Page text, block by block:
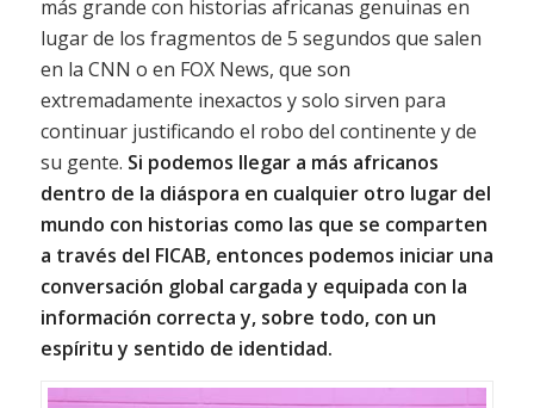
más grande con historias africanas genuinas en
lugar de los fragmentos de 5 segundos que salen
en la CNN o en FOX News, que son
extremadamente inexactos y solo sirven para
continuar justificando el robo del continente y de
su gente. Si podemos llegar a más africanos
dentro de la diáspora en cualquier otro lugar del
mundo con historias como las que se comparten
a través del FICAB, entonces podemos iniciar una
conversación global cargada y equipada con la
información correcta y, sobre todo, con un
espíritu y sentido de identidad.